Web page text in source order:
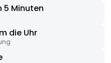
5 Minuten
die Uhr